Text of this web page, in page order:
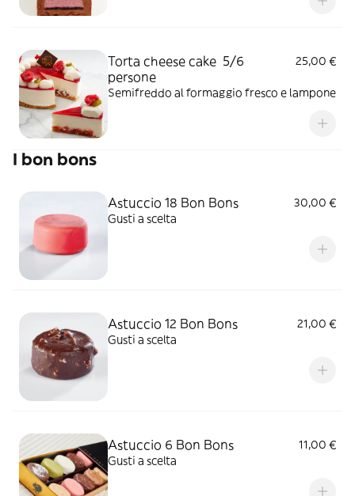
Torta cheese cake 5/6
persone
25,00 €
Semifreddo al formaggio fresco e lampone
I bon bons
Astuccio 18 Bon Bons
30,00 €
Gusti a scelta
Astuccio 12 Bon Bons
21,00 €
Gusti a scelta
Astuccio 6 Bon Bons
11,00 €
Gusti a scelta